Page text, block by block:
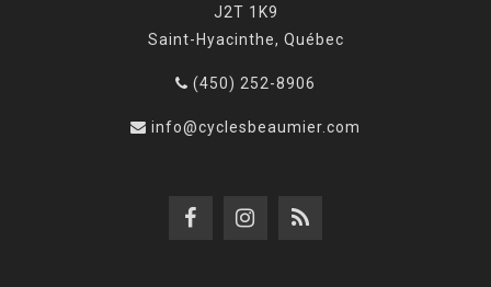
J2T 1K9
Saint-Hyacinthe, Québec
(450) 252-8906
info@cyclesbeaumier.com